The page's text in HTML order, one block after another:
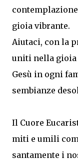
gioia vibrante.
Aiutaci, con la
uniti nella gioia
Gesù in ogni
sembianze
Il Cuore
miti e umili
santamente i